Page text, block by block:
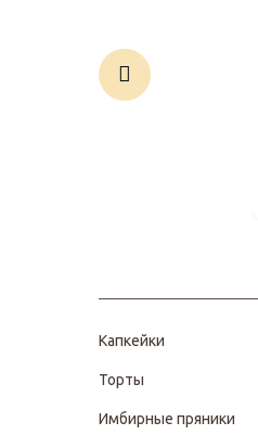
Капкейки
Торты
Имбирные пряники